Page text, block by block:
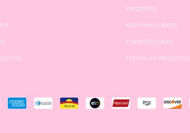
PINGENTES
PERSONALIZÁVEIS
TORNOZELEIRAS
TODOS OS PRODUTOS